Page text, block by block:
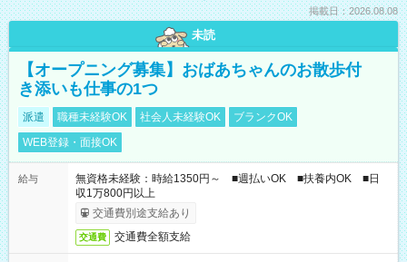
掲載日：2026.08.08
未読
【オープニング募集】おばあちゃんのお散歩付
き添いも仕事の1つ
派遣 職種未経験OK 社会人未経験OK
ブランクOK
WEB登録・面接OK
給与
無資格未経験：時給1350円～ ■週払いOK ■扶養内OK ■日
収1万800円以上
交通費別途支給あり
交通費 交通費全額支給